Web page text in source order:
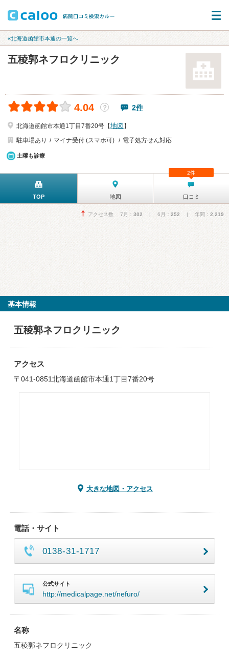
«北海道函館市本通の一覧へ
五稜郭ネフロクリニック
4.04 ？ 2件
北海道函館市本通1丁目7番20号【地図 】
駐車場あり
マイナ受付 (スマホ可) 電子処方せん対応
土曜も診療
TOP 地図 口コミ
2件
アクセス数 7月： 302 | 6月： 252 | 年間： 2,219
基本情報
五稜郭ネフロクリニック
アクセス
〒041-0851北海道函館市本通1丁目7番20号
大きな地図・アクセス
電話・サイト
0138-31-1717
公式サイト
http://medicalpage.net/nefuro/
名称
五稜郭ネフロクリニック